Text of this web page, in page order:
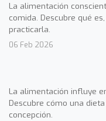
La alimentación
comida. Descubre qué
practicarla.
06 Feb 2026
La alimentación influye
Descubre cómo una
concepción.